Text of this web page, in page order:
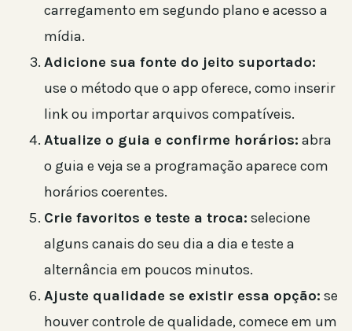
carregamento em segundo plano e acesso a
mídia.
Adicione sua fonte do jeito suportado:
use o método que o app oferece, como inserir
link ou importar arquivos compatíveis.
Atualize o guia e confirme horários: abra
o guia e veja se a programação aparece com
horários coerentes.
Crie favoritos e teste a troca: selecione
alguns canais do seu dia a dia e teste a
alternância em poucos minutos.
Ajuste qualidade se existir essa opção: se
houver controle de qualidade, comece em um